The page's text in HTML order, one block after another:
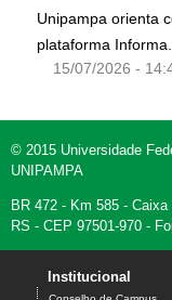
Unipampa orienta
plataforma
15/07/2026 -
© 2015 Universidade
UNIPAMPA
BR 472 - Km 585 -
RS - CEP 97501-970 -
Institucional